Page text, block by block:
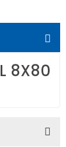
8X80